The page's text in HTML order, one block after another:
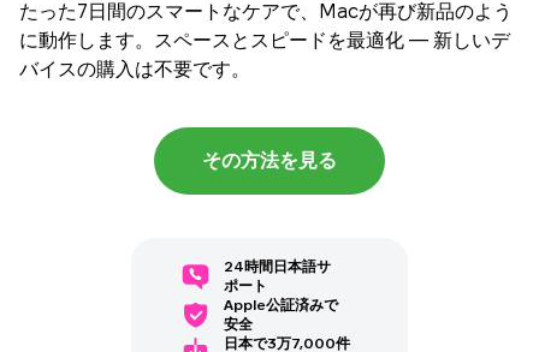
たった7日間のスマートなケアで、Macが再び新品のよう
に動作します。スペースとスピードを最適化 — 新しいデ
バイスの購入は不要です。
その方法を見る
24時間日本語サ
ポート
Apple公証済みで
安全
日本で3万7,000件